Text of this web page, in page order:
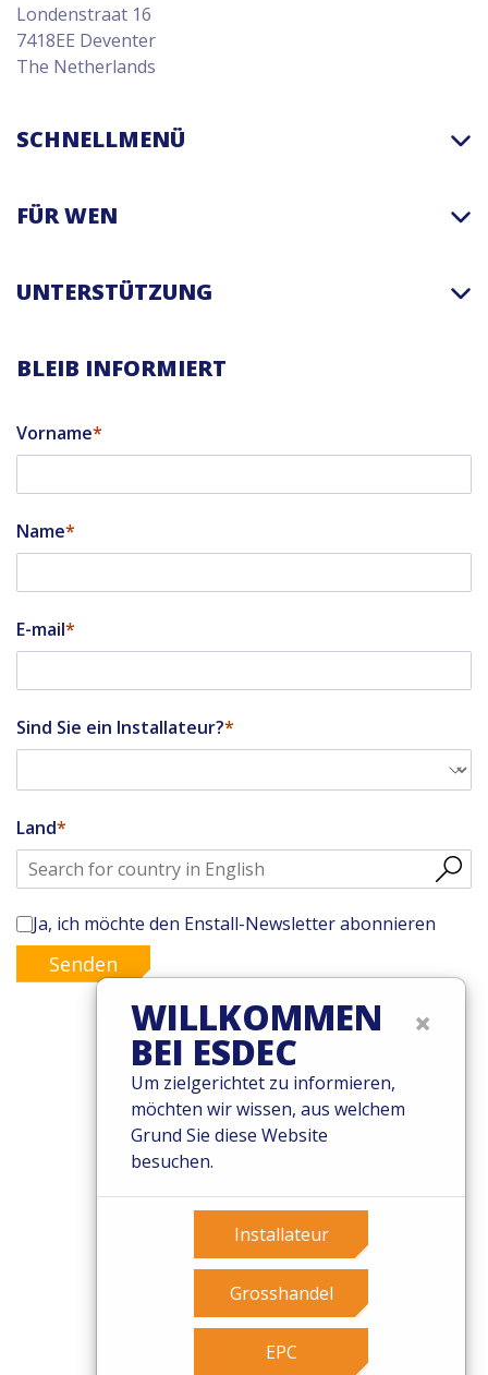
Londenstraat 16
7418EE Deventer
The Netherlands
SCHNELLMENÜ
FÜR WEN
UNTERSTÜTZUNG
BLEIB INFORMIERT
Vorname
Name
E-mail
Sind Sie ein Installateur?
Land
Ja, ich möchte den Enstall-Newsletter abonnieren
Senden
© 2026 Esdec. Alle Rechte vorbehalten
Patente
Geschäftsbedingungen
Garantiebedingungen
Governance
Cookies
×
WILLKOMMEN
BEI ESDEC
Um zielgerichtet zu informieren,
möchten wir wissen, aus welchem
Grund Sie diese Website
besuchen.
Installateur
Grosshandel
EPC